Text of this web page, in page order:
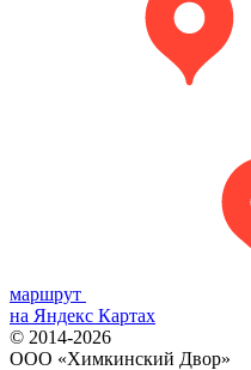
маршрут
на Яндекс Картах
© 2014-2026
OOO «Химкинский Двор»